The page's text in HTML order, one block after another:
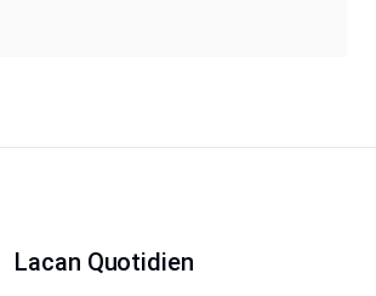
Lacan Quotidien